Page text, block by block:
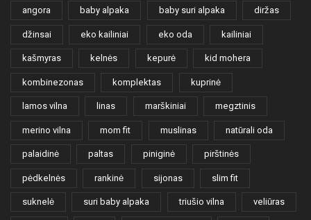
angora baby alpaka baby suri alpaka diržas
džinsai eko kailiniai eko oda kailiniai
kašmyras kelnės kepurė kid mohera
kombinezonas komplektas kuprinė
lamos vilna linas marškiniai megztinis
merino vilna mom fit muslinas natūrali oda
palaidinė paltas piniginė pirštinės
pėdkelnės rankinė sijonas slim fit
suknelė suri baby alpaka triušio vilna veliūras